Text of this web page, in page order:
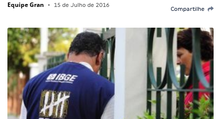
Equipe Gran • 15 de Julho de 2016
Compartilhe